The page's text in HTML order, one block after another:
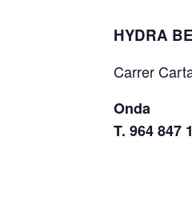
HYDRA
Carrer
Onda
T. 964 847